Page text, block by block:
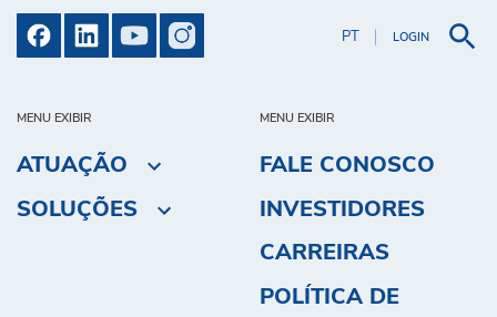
PT LOGIN
MENU EXIBIR
ATUAÇÃO
SOLUÇÕES
MENU EXIBIR
FALE CONOSCO
INVESTIDORES
CARREIRAS
POLÍTICA DE